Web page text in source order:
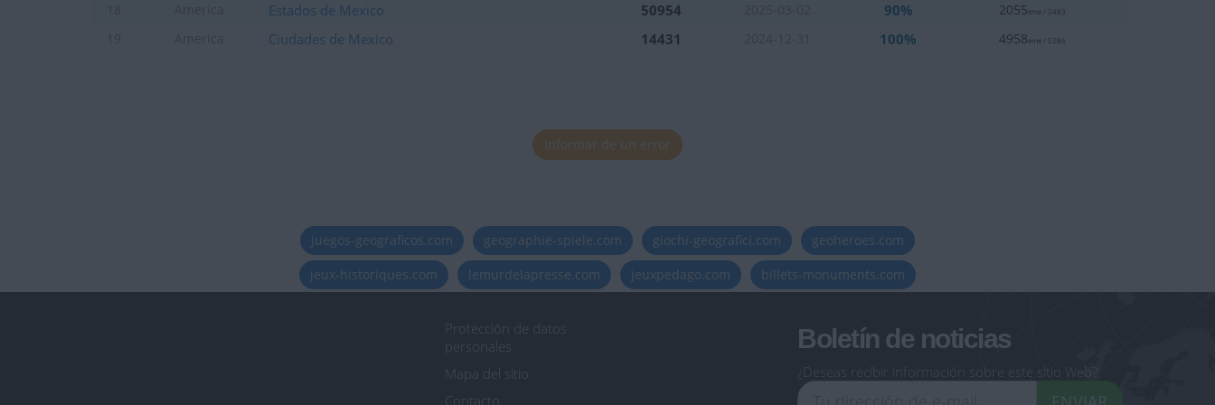
Estados de Mexico 50954 90% 2055eme / 2483
Ciudades de Mexico 14431 100% 4958eme / 5286
Informar de un error
juegos-geograficos.com geographie-spiele.com giochi-geografici.com
geoheroes.com
jeux-historiques.com
lemurdelapresse.com jeuxpedago.com billets-monuments.com
Protección de datos
personales
Mapa del sitio
Contacto
Boletín de noticias
¿Deseas recibir información sobre este sitio Web?